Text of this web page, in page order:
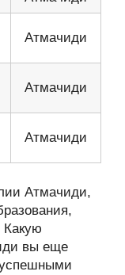
Атмачиди
Атмачиди
Атмачиди
Атмачиди,
Какую
вы еще